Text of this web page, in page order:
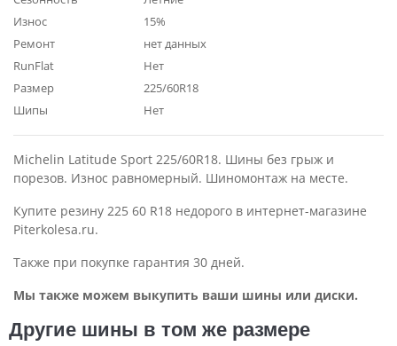
Износ
15%
Ремонт
нет данных
RunFlat
Нет
Размер
225/60R18
Шипы
Нет
Michelin Latitude Sport 225/60R18. Шины без грыж и
порезов. Износ равномерный. Шиномонтаж на месте.
Купите резину 225 60 R18 недорого в интернет-магазине
Piterkolesa.ru.
Также при покупке гарантия 30 дней.
Мы также можем выкупить ваши шины или диски.
Другие шины в том же размере